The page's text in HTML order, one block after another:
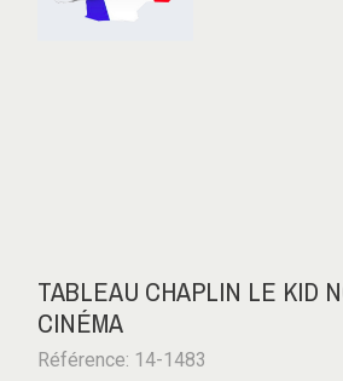
TABLEAU CHAPLIN LE KID
CINÉMA
Référence: 14-1483